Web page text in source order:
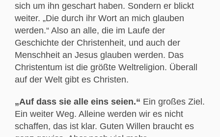
sich um ihn geschart haben. Sondern er blickt
weiter. „Die durch ihr Wort an mich glauben
werden.“ Also an alle, die im Laufe der
Geschichte der Christenheit, und auch der
Menschheit an Jesus glauben werden. Das
Christentum ist die größte Weltreligion. Überall
auf der Welt gibt es Christen.
„Auf dass sie alle eins seien.“ Ein großes Ziel.
Ein weiter Weg. Alleine werden wir es nicht
schaffen, das ist klar. Guten Willen braucht es